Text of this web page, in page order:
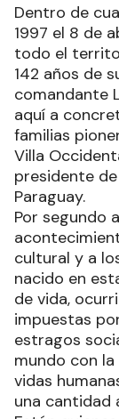
Dentro de
1997 el 8 de
todo el
142 años de
comandante
aquí a
familias
Villa
presidente
Paraguay.
Por segundo
cultural y a
nacido en
de vida,
impuestas
estragos
mundo con
vidas
una cantidad